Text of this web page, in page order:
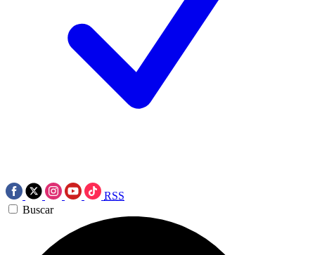
RSS
Buscar